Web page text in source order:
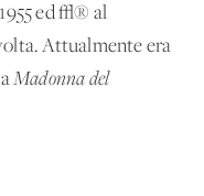
ed √® al
Attualmente era
Madonna del